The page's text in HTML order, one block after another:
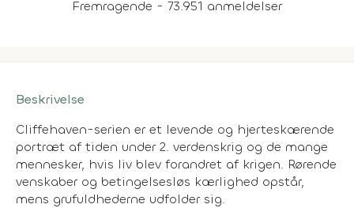
Fremragende - 73.951 anmeldelser
Beskrivelse
Cliffehaven-serien er et levende og hjerteskærende
portræt af tiden under 2. verdenskrig og de mange
mennesker, hvis liv blev forandret af krigen. Rørende
venskaber og betingelsesløs kærlighed opstår,
mens grufuldhederne udfolder sig.